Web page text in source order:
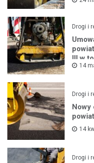
Drogi i
III w
14
Drogi i
Nowy
14
Drogi i